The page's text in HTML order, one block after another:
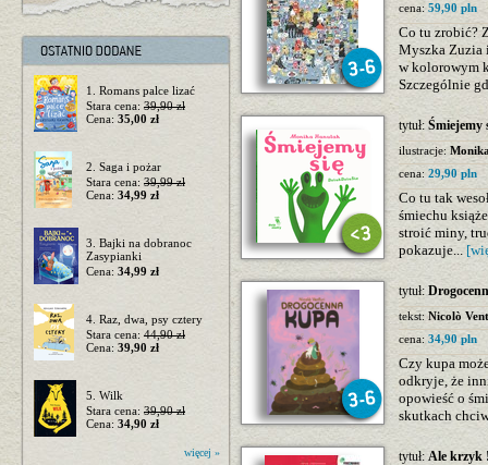
1. Romans palce lizać
Stara cena: 39,90 zł
Cena: 35,00 zł
2. Saga i pożar
Stara cena: 39,99 zł
Cena: 34,99 zł
3. Bajki na dobranoc
Zasypianki
Cena: 34,99 zł
4. Raz, dwa, psy cztery
Stara cena: 44,90 zł
Cena: 39,90 zł
5. Wilk
Stara cena: 39,90 zł
Cena: 34,90 zł
więcej »
cena:59,90 pln
Co tu zrobić?
Myszka Zuzia
w kolorowym
Szczególnie
tytuł: Śmiejemy
ilustracje:
cena: 29,90 pln
Co tu tak
śmiechu
stroić miny,
pokazuje...
tytuł:
tekst:Nicolò
cena: 34,90 pln
Czy kupa
odkryje, że
opowieść o
skutkach
tytuł: Ale krzyk